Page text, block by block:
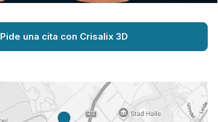
Pide una cita con Crisalix 3D